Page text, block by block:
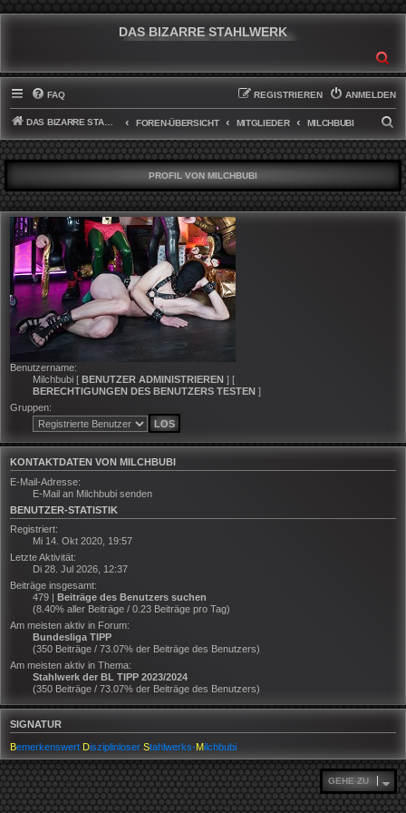
DAS BIZARRE STAHLWERK
FAQ ANMELDEN
REGISTRIEREN
DAS BIZARRE STAHLWERK FOREN-ÜBERSICHT MITGLIEDER MILCHBUBI
U
C
H
E
PROFIL VON MILCHBUBI
Benutzername:
Milchbubi [ BENUTZER ADMINISTRIEREN ] [
BERECHTIGUNGEN DES BENUTZERS TESTEN ]
Gruppen:
KONTAKTDATEN VON MILCHBUBI
E-Mail-Adresse:
E-Mail an Milchbubi senden
BENUTZER-STATISTIK
Registriert:
Mi 14. Okt 2020, 19:57
Letzte Aktivität:
Di 28. Jul 2026, 12:37
Beiträge insgesamt:
479 | Beiträge des Benutzers suchen
(8.40% aller Beiträge / 0.23 Beiträge pro Tag)
Am meisten aktiv in Forum:
Bundesliga TIPP
(350 Beiträge / 73.07% der Beiträge des Benutzers)
Am meisten aktiv in Thema:
Stahlwerk der BL TIPP 2023/2024
(350 Beiträge / 73.07% der Beiträge des Benutzers)
SIGNATUR
Bemerkenswert Disziplinloser Stahlwerks-Milchbubi
GEHE ZU